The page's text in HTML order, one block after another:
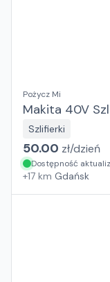
Pożycz Mi
Makita 40V
Szlifierki
50.00 zł/dzień
Dostępność
+17 km Gdańsk